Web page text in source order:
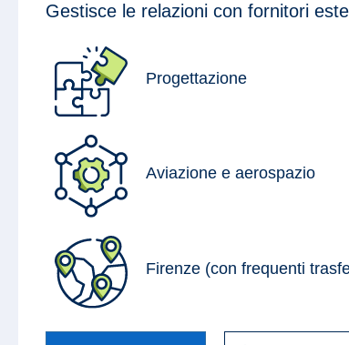
Gestisce le relazioni con fornitori
Progettazione
Aviazione e aerospazio
Firenze (con frequenti